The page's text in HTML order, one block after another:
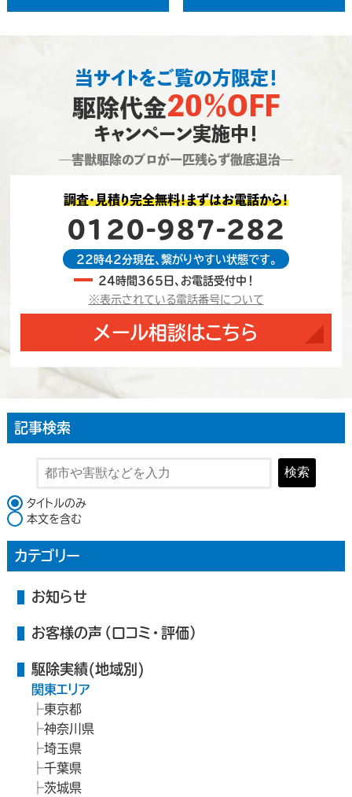
当サイトをご覧の方限定！
駆除代金20％OFF
キャンペーン実施中！
―害獣駆除のプロが一匹残らず徹底退治―
調査・見積り完全無料！まずはお電話から！
0120-987-282
22時42分現在、繋がりやすい状態です。
24時間365日、お電話受付中！
※表示されている電話番号について
メール相談はこちら
記事検索
検索
検索対象
タイトルのみ
本文を含む
カテゴリー
お知らせ
お客様の声（口コミ・評価）
駆除実績(地域別)
関東エリア
東京都
神奈川県
埼玉県
千葉県
茨城県